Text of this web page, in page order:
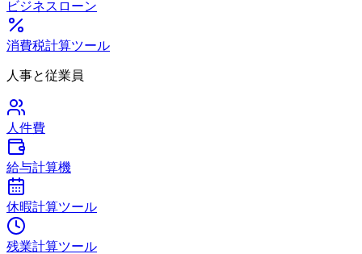
ビジネスローン
消費税計算ツール
人事と従業員
人件費
給与計算機
休暇計算ツール
残業計算ツール